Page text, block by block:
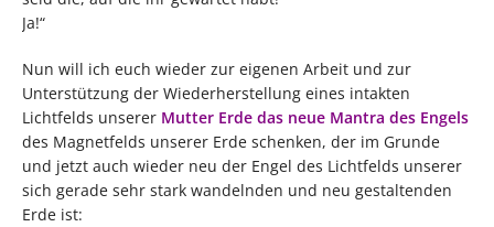
Ja!“
Nun will ich euch wieder zur eigenen Arbeit und zur
Unterstützung der Wiederherstellung eines intakten
Lichtfelds unserer Mutter Erde das neue Mantra des Engels
des Magnetfelds unserer Erde schenken, der im Grunde
und jetzt auch wieder neu der Engel des Lichtfelds unserer
sich gerade sehr stark wandelnden und neu gestaltenden
Erde ist: